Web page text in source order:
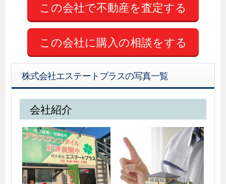
この会社に購入の相談をする
株式会社エステートプラスの写真一覧
会社紹介